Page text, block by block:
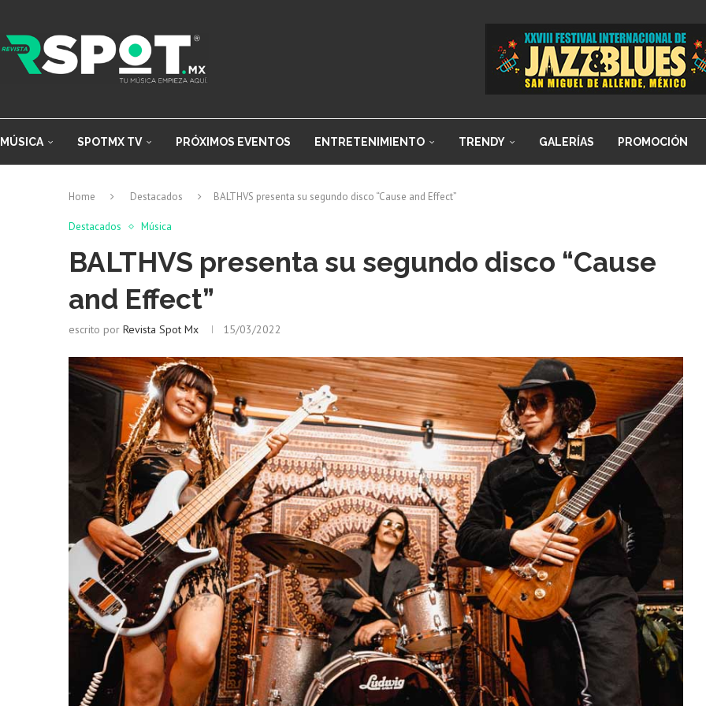
MÚSICA SPOTMX TV PRÓXIMOS EVENTOS ENTRETENIMIENTO TRENDY GALERÍAS PROMOCIÓN
Home Destacados BALTHVS presenta su segundo disco “Cause and Effect”
Destacados Música
BALTHVS presenta su segundo disco “Cause
and Effect”
escrito por Revista Spot Mx 15/03/2022